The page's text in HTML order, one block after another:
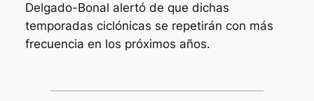
Delgado-Bonal alertó de que dichas
temporadas ciclónicas se repetirán con más
frecuencia en los próximos años.